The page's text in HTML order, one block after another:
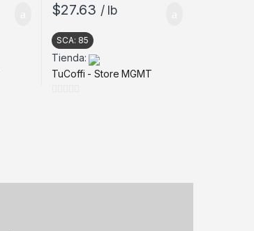
$27.63 / lb
SCA: 85
Tienda:
TuCoffi - Store MGMT